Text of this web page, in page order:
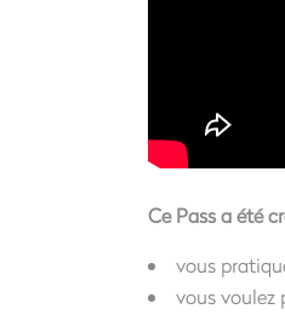
Ce Pass a été
vous
vous voulez